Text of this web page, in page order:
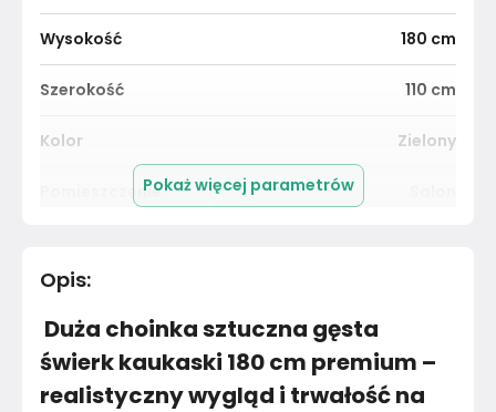
Wysokość 180 cm
Szerokość 110 cm
Kolor Zielony
Pomieszczenie
Materiał
Marka Inna
Pokaż więcej parametrów
Opis:
Duża choinka sztuczna gęsta
świerk kaukaski 180 cm premium –
realistyczny wygląd i trwałość na